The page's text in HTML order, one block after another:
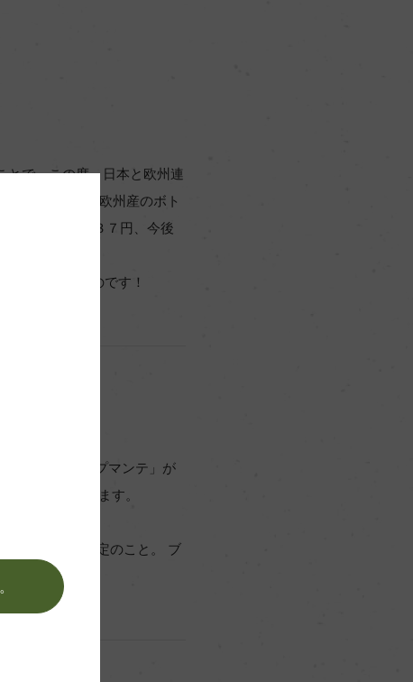
とで、この度、日本と欧州連
た。 一般的な欧州産のボト
入り）は約１３７円、今後
とができたのです！
プの中に「スプマンテ」が
づけられています。
が名乗れる規定のこと。 ブ